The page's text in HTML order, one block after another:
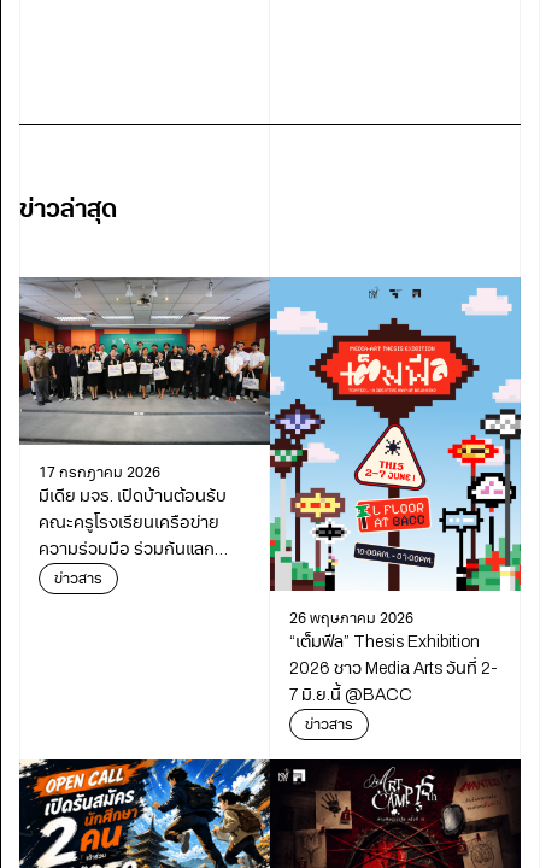
ข่าวล่าสุด
17 กรกฎาคม 2026
มีเดีย มจธ. เปิดบ้านต้อนรับ
คณะครูโรงเรียนเครือข่าย
ความร่วมมือ ร่วมกันแลก
เปลี่ยนเรียนรู้เดินหน้า
ข่าวสาร
26 พฤษภาคม 2026
“เต็มฟีล” Thesis Exhibition
2026 ชาว Media Arts วันที่ 2-
7 มิ.ย.นี้ @BACC
ข่าวสาร